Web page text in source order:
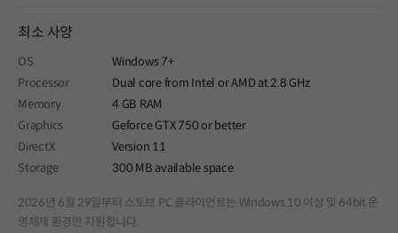
최소 사양
OS
Windows 7+
Processor
Dual core from Intel or AMD at 2.8 GHz
Memory
4 GB RAM
Graphics
Geforce GTX 750 or better
DirectX
Version 11
Storage
300 MB available space
2026년 6월 29일부터 스토브 PC 클라이언트는 Windows 10 이상 및 64bit 운
영체제 환경만 지원합니다.